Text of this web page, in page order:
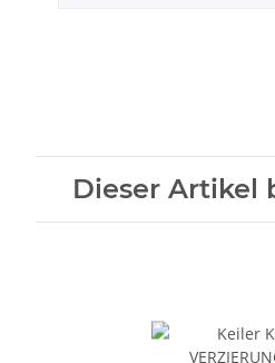
Dieser Artikel